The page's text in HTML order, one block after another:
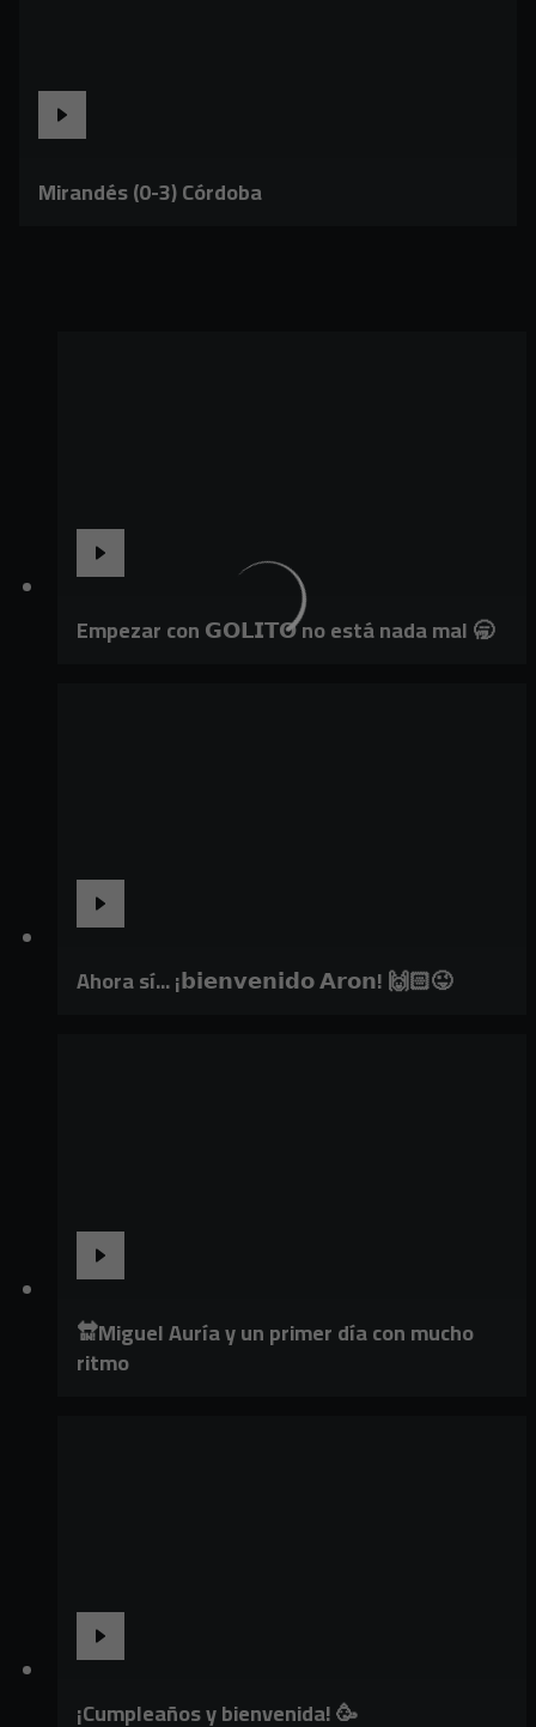
Mirandés (0-3) Córdoba
Empezar con 𝗚𝗢𝗟𝗜𝗧𝗢 no está nada mal 🥱
Ahora sí... ¡𝗯𝗶𝗲𝗻𝘃𝗲𝗻𝗶𝗱𝗼 𝗔𝗿𝗼𝗻! 🙌🏻😜
🔛Miguel Auría y un primer día con mucho
ritmo
¡Cumpleaños y bienvenida! 🥳